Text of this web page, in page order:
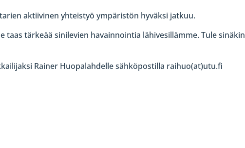
aktiivinen yhteistyö ympäristön hyväksi jatkuu.
taas tärkeää sinilevien havainnointia lähivesillämme. Tule sinäkin
Rainer Huopalahdelle sähköpostilla raihuo(at)utu.fi